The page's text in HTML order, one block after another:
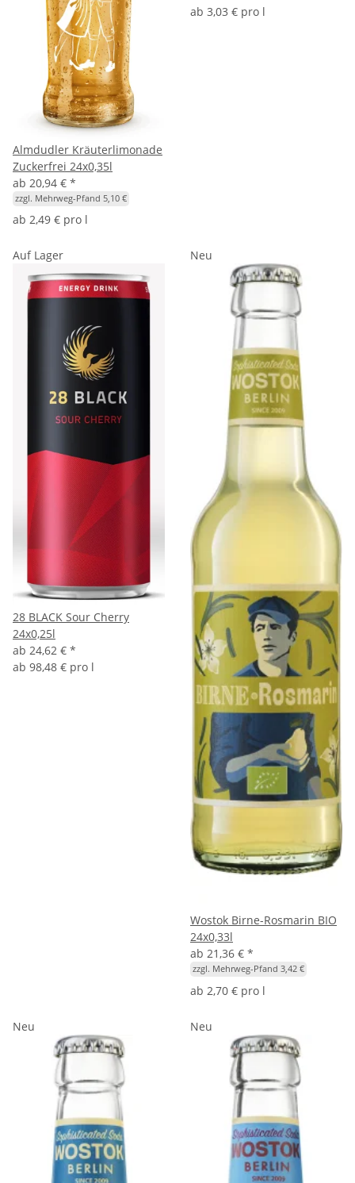
Almdudler Kräuterlimonade
Zuckerfrei 24x0,35l
ab 20,94 € *
zzgl. Mehrweg-Pfand 5,10 €
ab 2,49 € pro l
ab 3,03 € pro l
Auf Lager
28 BLACK Sour Cherry
24x0,25l
ab 24,62 € *
ab 98,48 € pro l
Neu
Wostok Birne-Rosmarin BIO
24x0,33l
ab 21,36 € *
zzgl. Mehrweg-Pfand 3,42 €
ab 2,70 € pro l
Neu Neu